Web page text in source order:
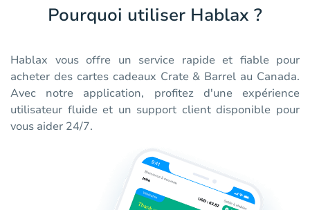
Pourquoi utiliser Hablax ?
Hablax vous offre un service rapide et fiable pour
acheter des cartes cadeaux Crate & Barrel au Canada.
Avec notre application, profitez d'une expérience
utilisateur fluide et un support client disponible pour
vous aider 24/7.